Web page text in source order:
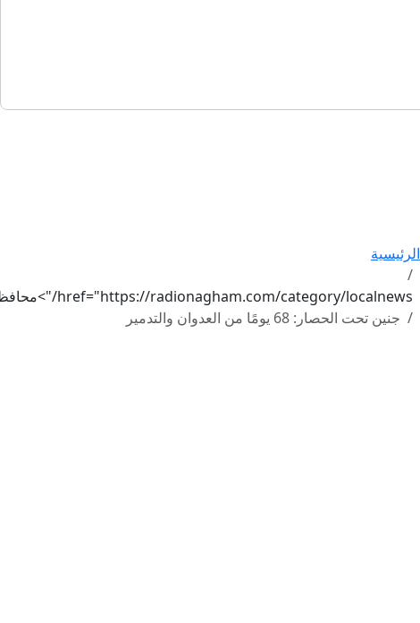
الرئيسية
href="https://radionagham.com/category/localnews/">محافظات
جنين تحت الحصار: 68 يومًا من العدوان والتدمير